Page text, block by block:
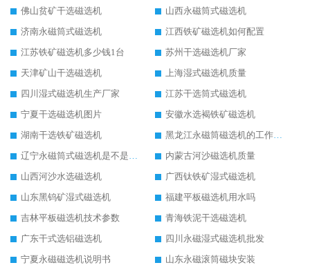
佛山贫矿干选磁选机
山西永磁筒式磁选机
济南永磁筒式磁选机
江西铁矿磁选机如何配置
江苏铁矿磁选机多少钱1台
苏州干选磁选机厂家
天津矿山干选磁选机
上海湿式磁选机质量
四川湿式磁选机生产厂家
江苏干选筒式磁选机
宁夏干选磁选机图片
安徽水选褐铁矿磁选机
湖南干选铁矿磁选机
黑龙江永磁筒磁选机的工作原理
辽宁永磁筒式磁选机是不是强磁
内蒙古河沙磁选机质量
山西河沙水选磁选机
广西钛铁矿湿式磁选机
山东黑钨矿湿式磁选机
福建平板磁选机用水吗
吉林平板磁选机技术参数
青海铁泥干选磁选机
广东干式选铝磁选机
四川永磁湿式磁选机批发
宁夏永磁磁选机说明书
山东永磁滚筒磁块安装